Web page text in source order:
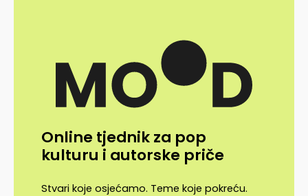
Online tjednik za pop
kulturu i autorske priče
Stvari koje osjećamo. Teme koje pokreću.